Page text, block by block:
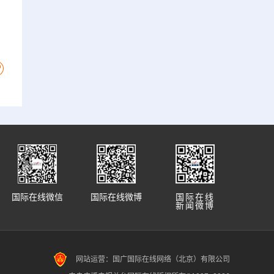
国际在线
新闻微博
国际在线微博
国际在线微信
网站运营：国广国际在线网络（北京）有限公司